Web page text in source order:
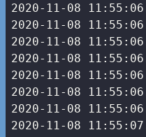
2020-11-08
2020-11-08
2020-11-08
2020-11-08
2020-11-08
2020-11-08
2020-11-08
2020-11-08